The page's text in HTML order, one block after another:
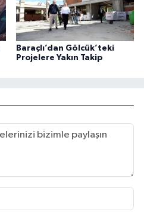
Baraçlı’dan Gölcük’teki
Projelere Yakın Takip